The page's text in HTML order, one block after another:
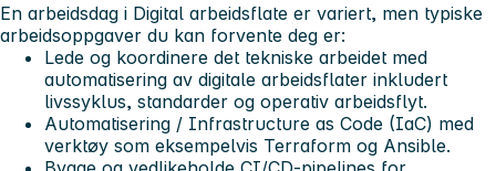
En arbeidsdag i Digital arbeidsflate er variert, men typiske
arbeidsoppgaver du kan forvente deg er:
Lede og koordinere det tekniske arbeidet med
automatisering av digitale arbeidsflater inkludert
livssyklus, standarder og operativ arbeidsflyt.
Automatisering / Infrastructure as Code (IaC) med
verktøy som eksempelvis Terraform og Ansible.